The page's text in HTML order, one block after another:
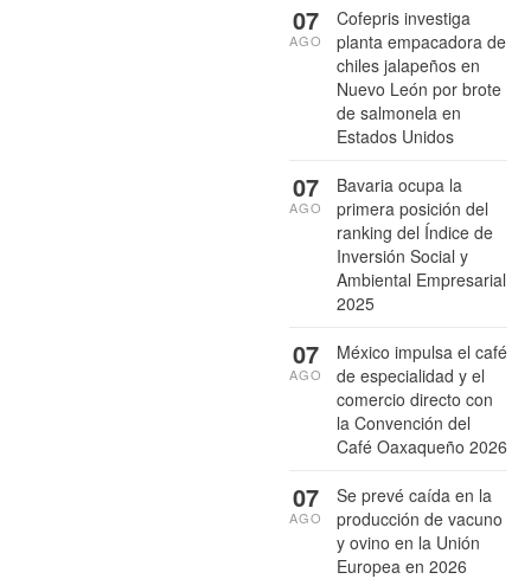
Cofepris investiga
planta empacadora de
chiles jalapeños en
Nuevo León por brote
de salmonela en
Estados Unidos
07
AGO
Bavaria ocupa la
primera posición del
ranking del Índice de
Inversión Social y
Ambiental Empresarial
2025
07
AGO
México impulsa el café
de especialidad y el
comercio directo con
la Convención del
Café Oaxaqueño 2026
07
AGO
Se prevé caída en la
producción de vacuno
y ovino en la Unión
Europea en 2026
07
AGO